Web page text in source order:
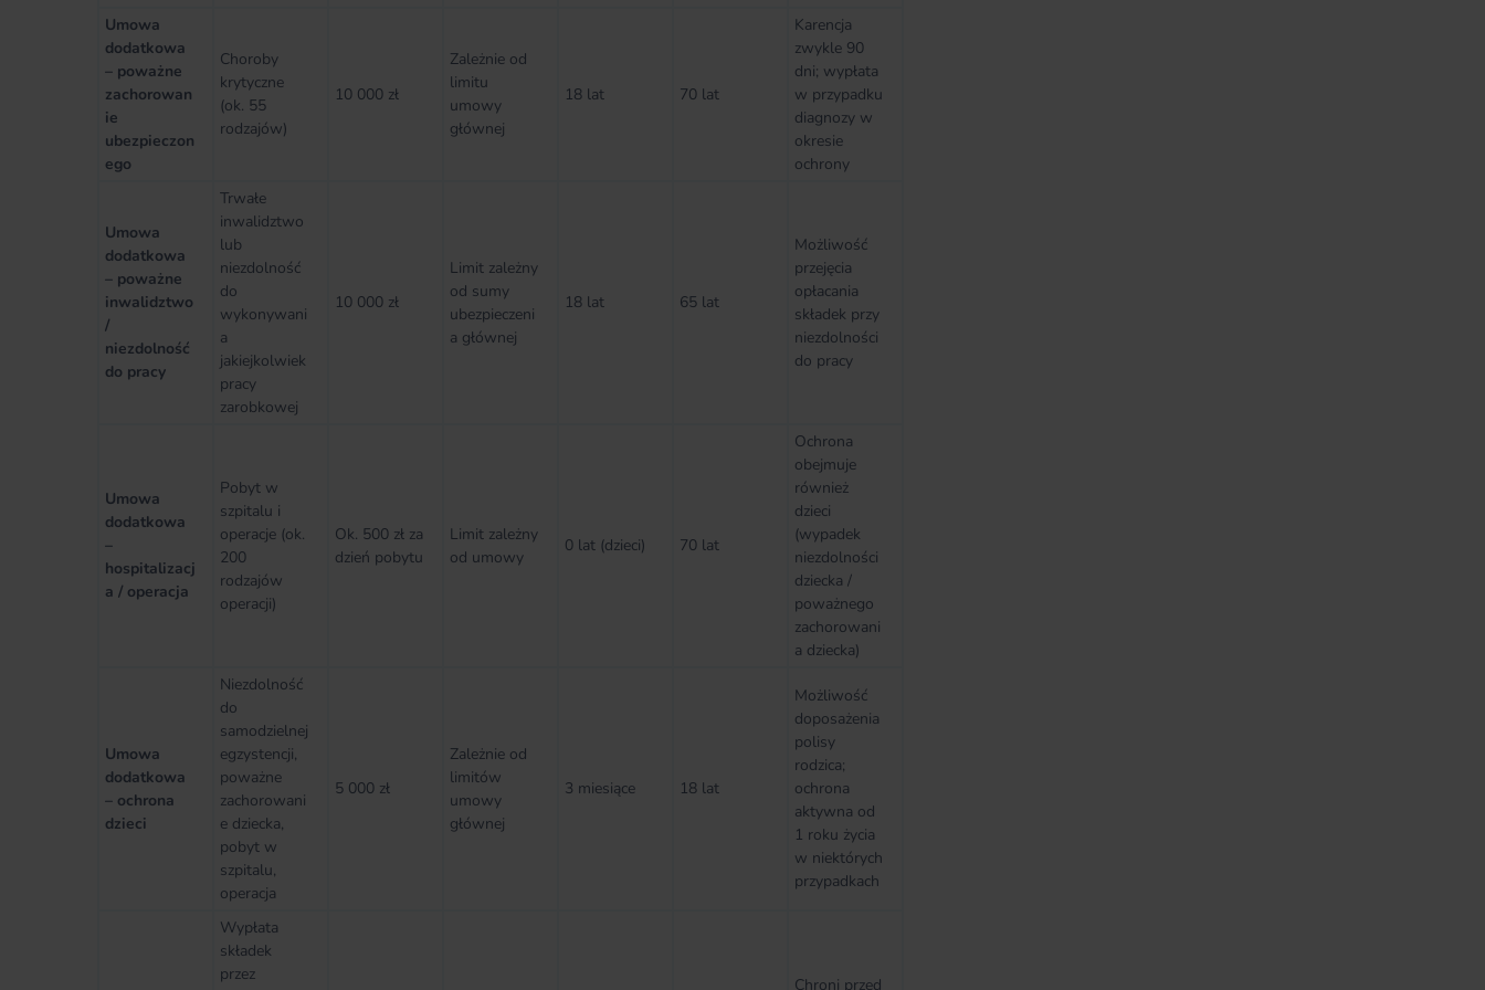
Umowa
dodatkowa
– poważne
zachorowan
ie
ubezpieczon
ego
Choroby
krytyczne
(ok. 55
rodzajów)
10 000 zł
Zależnie od
limitu
umowy
głównej
18 lat 70 lat
Karencja
zwykle 90
dni; wypłata
w przypadku
diagnozy w
okresie
ochrony
Umowa
dodatkowa
– poważne
inwalidztwo
/
niezdolność
do pracy
Trwałe
inwalidztwo
lub
niezdolność
do
wykonywani
a
jakiejkolwiek
pracy
zarobkowej
10 000 zł
Limit zależny
od sumy
ubezpieczeni
a głównej
18 lat 65 lat
Możliwość
przejęcia
opłacania
składek przy
niezdolności
do pracy
Umowa
dodatkowa
–
hospitalizacj
a / operacja
Pobyt w
szpitalu i
operacje (ok.
200
rodzajów
operacji)
Ok. 500 zł za
dzień pobytu
Limit zależny
od umowy
0 lat (dzieci) 70 lat
Ochrona
obejmuje
również
dzieci
(wypadek
niezdolności
dziecka /
poważnego
zachorowani
a dziecka)
Umowa
dodatkowa
– ochrona
dzieci
Niezdolność
do
samodzielnej
egzystencji,
poważne
zachorowani
e dziecka,
pobyt w
szpitalu,
operacja
5 000 zł
Zależnie od
limitów
umowy
głównej
3 miesiące 18 lat
Możliwość
doposażenia
polisy
rodzica;
ochrona
aktywna od
1 roku życia
w niektórych
przypadkach
Wypłata
składek
przez
Chroni przed